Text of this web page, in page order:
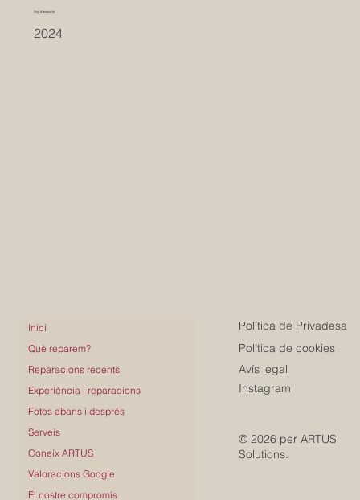
Any d'execució
2024
Inici
Què reparem?
Reparacions recents
Experiència i reparacions
Fotos abans i després
Serveis
Coneix ARTUS
Valoracions Google
El nostre compromís
Política de Privadesa
Política de cookies
Avís legal
Instagram
© 2026 per ARTUS
Solutions.